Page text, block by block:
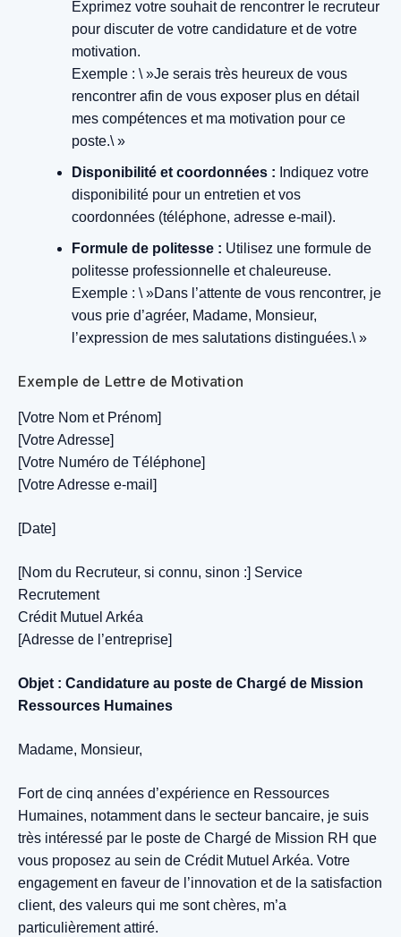
Exprimez votre souhait de rencontrer le recruteur
pour discuter de votre candidature et de votre
motivation.
Exemple : \ »Je serais très heureux de vous
rencontrer afin de vous exposer plus en détail
mes compétences et ma motivation pour ce
poste.\ »
Disponibilité et coordonnées : Indiquez votre
disponibilité pour un entretien et vos
coordonnées (téléphone, adresse e-mail).
Formule de politesse : Utilisez une formule de
politesse professionnelle et chaleureuse.
Exemple : \ »Dans l’attente de vous rencontrer, je
vous prie d’agréer, Madame, Monsieur,
l’expression de mes salutations distinguées.\ »
Exemple de Lettre de Motivation
[Votre Nom et Prénom]
[Votre Adresse]
[Votre Numéro de Téléphone]
[Votre Adresse e-mail]
[Date]
[Nom du Recruteur, si connu, sinon :] Service
Recrutement
Crédit Mutuel Arkéa
[Adresse de l’entreprise]
Objet : Candidature au poste de Chargé de Mission
Ressources Humaines
Madame, Monsieur,
Fort de cinq années d’expérience en Ressources
Humaines, notamment dans le secteur bancaire, je suis
très intéressé par le poste de Chargé de Mission RH que
vous proposez au sein de Crédit Mutuel Arkéa. Votre
engagement en faveur de l’innovation et de la satisfaction
client, des valeurs qui me sont chères, m’a
particulièrement attiré.